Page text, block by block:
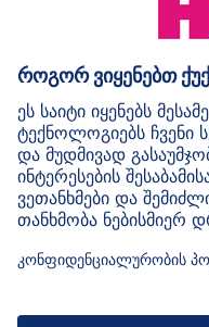
HiPP-ის
შტამპი
მონაცემთა უსაფრთხო